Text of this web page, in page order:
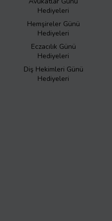
Hediyeleri
Hemşireler Günü
Hediyeleri
Eczacılık Günü
Hediyeleri
Diş Hekimleri Günü
Hediyeleri